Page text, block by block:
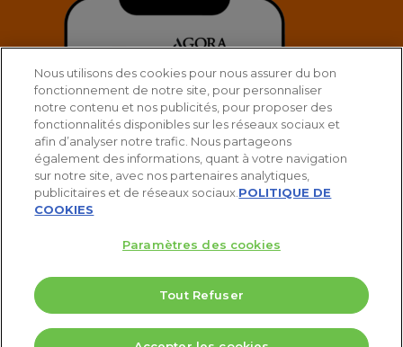
5 Valeurs pour doubler votre PEA
Nous utilisons des cookies pour nous assurer du bon
fonctionnement de notre site, pour personnaliser
notre contenu et nos publicités, pour proposer des
fonctionnalités disponibles sur les réseaux sociaux et
afin d’analyser notre trafic. Nous partageons
également des informations, quant à votre navigation
sur notre site, avec nos partenaires analytiques,
publicitaires et de réseaux sociaux. POLITIQUE DE
COOKIES
Paramètres des cookies
Tout Refuser